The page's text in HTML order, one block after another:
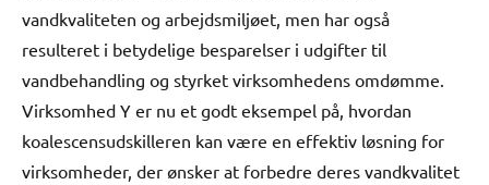
vandkvaliteten og arbejdsmiljøet, men har også
resulteret i betydelige besparelser i udgifter til
vandbehandling og styrket virksomhedens omdømme.
Virksomhed Y er nu et godt eksempel på, hvordan
koalescensudskilleren kan være en effektiv løsning for
virksomheder, der ønsker at forbedre deres vandkvalitet